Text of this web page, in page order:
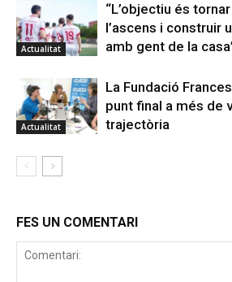
Actualitat
“L’objectiu és
l’ascens i construir
amb gent de la
Actualitat
La Fundació
punt final a més de
trajectòria
FES UN COMENTARI